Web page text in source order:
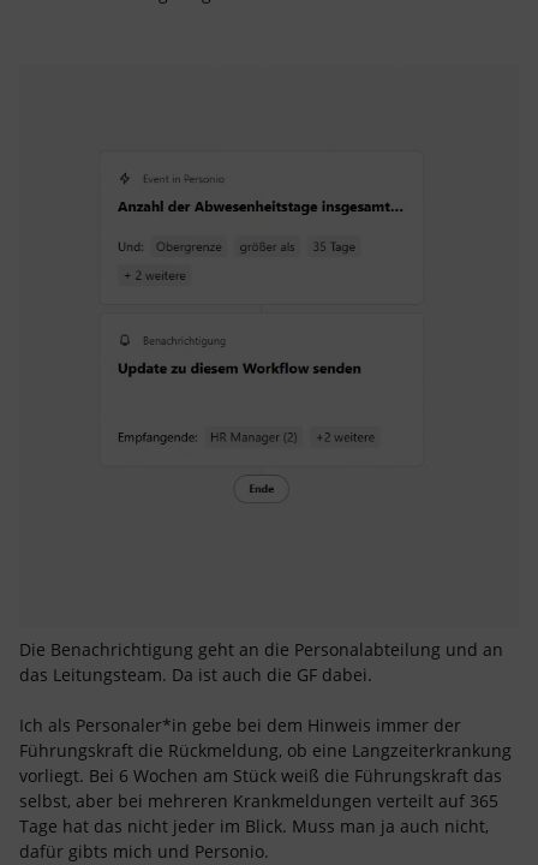
Die Benachrichtigung geht an die Personalabteilung und an
das Leitungsteam. Da ist auch die GF dabei.
Ich als Personaler*in gebe bei dem Hinweis immer der
Führungskraft die Rückmeldung, ob eine Langzeiterkrankung
vorliegt. Bei 6 Wochen am Stück weiß die Führungskraft das
selbst, aber bei mehreren Krankmeldungen verteilt auf 365
Tage hat das nicht jeder im Blick. Muss man ja auch nicht,
dafür gibts mich und Personio.